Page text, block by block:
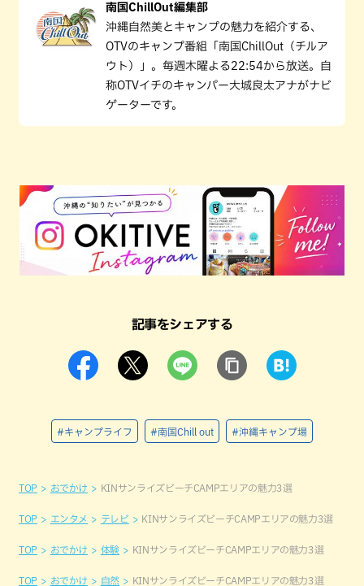
南国ChillOut編集部
沖縄自然美とキャンプの魅力を紹介する、
OTVのキャンプ番組「南国ChillOut（チルア
ウト）」。毎週木曜よる22:54から放送。自
称OTVイチのキャンパー大城良太アナがナビ
ゲーターです。
記事をシェアする
#キャンプライフ #南国Chill out #沖縄キャンプ場
TOP おでかけ KINサンライズビーチCAMPエリアの魅力3選
TOP エンタメ テレビ KINサンライズビーチCAMPエリアの魅力3選
TOP おでかけ 体験 KINサンライズビーチCAMPエリアの魅力3選
TOP おでかけ 自然 KINサンライズビーチCAMPエリアの魅力3選